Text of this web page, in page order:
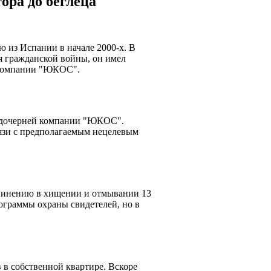
из Испании в начале 2000-х. В
гражданской войны, он имел
компании "ЮКОС".
дочерней компании "ЮКОС".
с предполагаемым нецелевым
в хищении и отмывании 13
охраны свидетелей, но в
собственной квартире. Вскоре